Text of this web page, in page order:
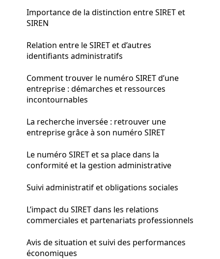
Importance de la distinction entre SIRET et
SIREN
Relation entre le SIRET et d’autres
identifiants administratifs
Comment trouver le numéro SIRET d’une
entreprise : démarches et ressources
incontournables
La recherche inversée : retrouver une
entreprise grâce à son numéro SIRET
Le numéro SIRET et sa place dans la
conformité et la gestion administrative
Suivi administratif et obligations sociales
L’impact du SIRET dans les relations
commerciales et partenariats professionnels
Avis de situation et suivi des performances
économiques